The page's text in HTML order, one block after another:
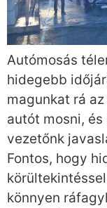
Autómosás
hidegebb
magunkat rá
autót mosni, és
vezetőnk
Fontos, hogy
könnyen